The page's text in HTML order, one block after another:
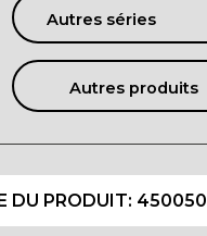
Autres séries
Autres produits
DU PRODUIT: 450050